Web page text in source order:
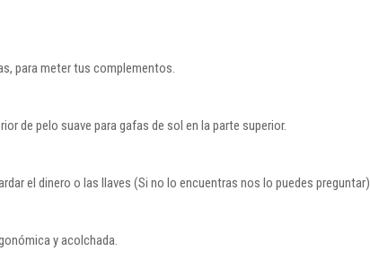
para meter tus complementos.
de pelo suave para gafas de sol en la parte superior.
el dinero o las llaves (Si no lo encuentras nos lo puedes preguntar)
y acolchada.